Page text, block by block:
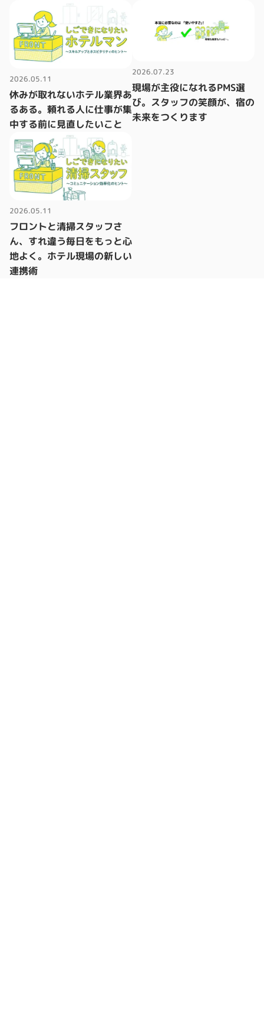
2026.05.11
休みが取れないホテル業界あ
るある。頼れる人に仕事が集
中する前に見直したいこと
2026.07.23
現場が主役になれるPMS選
び。スタッフの笑顔が、宿の
未来をつくります
2026.05.11
フロントと清掃スタッフさ
ん、すれ違う毎日をもっと心
地よく。ホテル現場の新しい
連携術